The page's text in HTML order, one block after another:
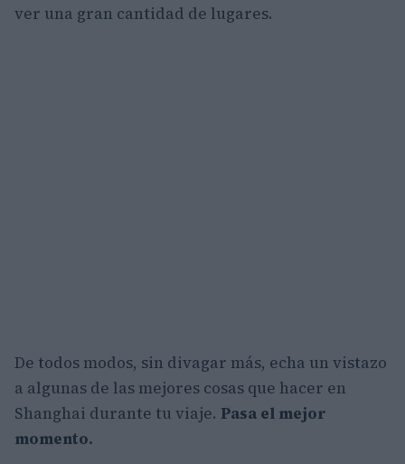
ver una gran cantidad de lugares.
De todos modos, sin divagar más, echa un vistazo
a algunas de las mejores cosas que hacer en
Shanghai durante tu viaje. Pasa el mejor
momento.